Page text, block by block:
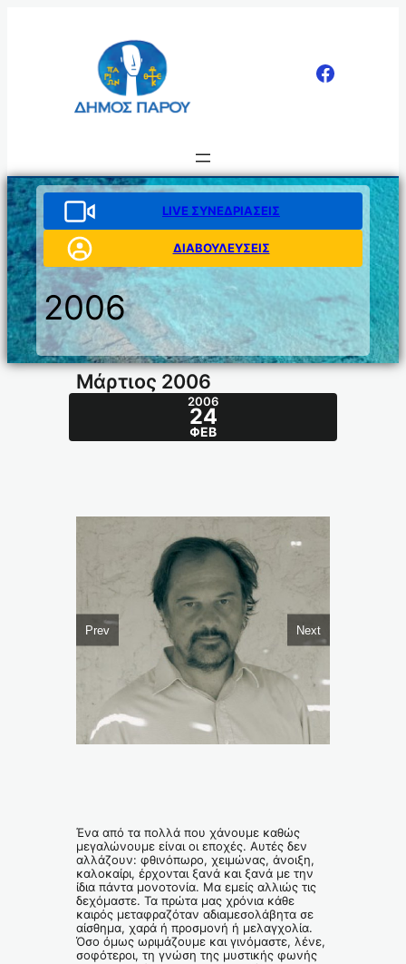
LIVE ΣΥΝΕΔΡΙΑΣΕΙΣ
ΔΙΑΒΟΥΛΕΥΣΕΙΣ
2006
Μάρτιος 2006
2006
24
ΦΕΒ
Prev Next
Ένα από τα πολλά που χάνουμε καθώς
μεγαλώνουμε είναι οι εποχές. Αυτές δεν
αλλάζουν: φθινόπωρο, χειμώνας, άνοιξη,
καλοκαίρι, έρχονται ξανά και ξανά με την
ίδια πάντα μονοτονία. Μα εμείς αλλιώς τις
δεχόμαστε. Τα πρώτα μας χρόνια κάθε
καιρός μεταφραζόταν αδιαμεσολάβητα σε
αίσθημα, χαρά ή προσμονή ή μελαγχολία.
Όσο όμως ωριμάζουμε και γινόμαστε, λένε,
σοφότεροι, τη γνώση της μυστικής φωνής